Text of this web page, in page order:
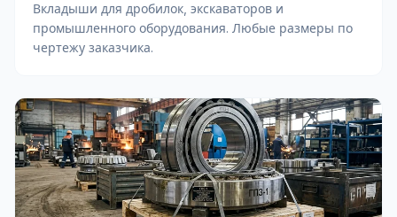
Вкладыши для дробилок, экскаваторов и
промышленного оборудования. Любые размеры по
чертежу заказчика.